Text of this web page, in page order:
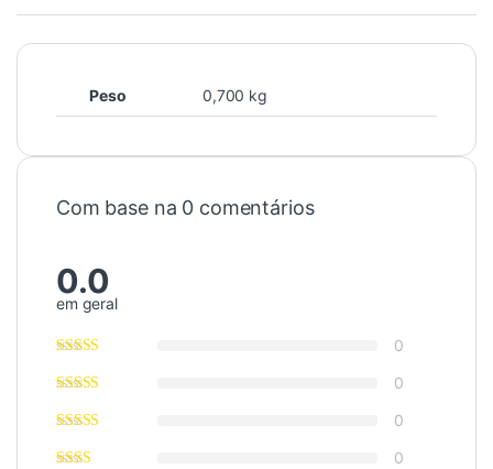
Peso 0,700 kg
Com base na 0 comentários
0.0
em geral
0
0
0
0